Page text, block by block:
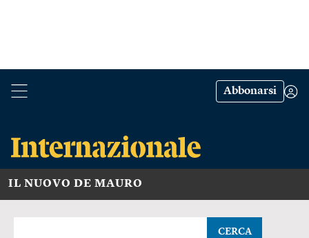
Abbonarsi
IL NUOVO DE MAURO
CERCA